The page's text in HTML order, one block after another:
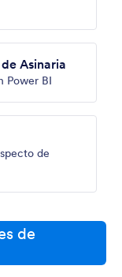
Asinaria
Power BI
de
de